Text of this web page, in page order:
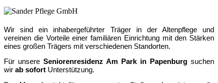
Wir sind ein inhabergeführter Träger in der Altenpflege und
vereinen die Vorteile einer familiären Einrichtung mit den Stärken
eines großen Trägers mit verschiedenen Standorten.
Für unsere Seniorenresidenz Am Park in Papenburg suchen
wir ab sofort Unterstützung.